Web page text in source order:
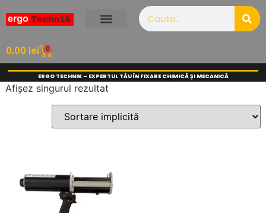
0,00 lei 0
ERGO TECHNIK – EXPERTUL TĂU ÎN FIXARE CHIMICĂ ȘI MECANICĂ
Afișez singurul rezultat